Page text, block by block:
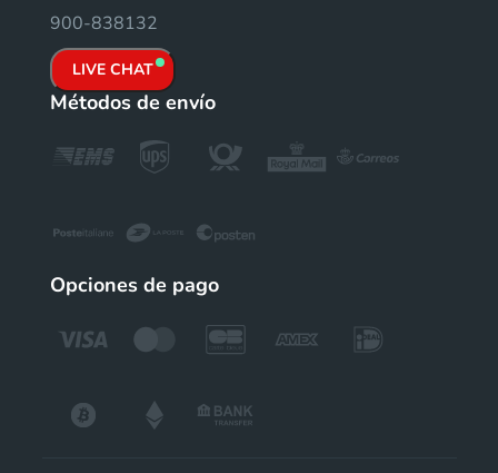
900-838132
LIVE CHAT
Métodos de envío
Opciones de pago